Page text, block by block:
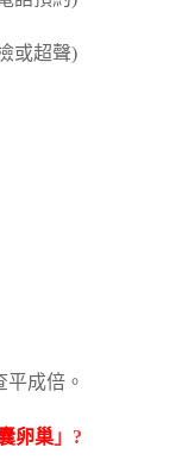
或超聲)
成倍。
卵巢」?